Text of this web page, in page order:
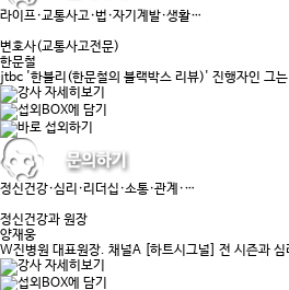
라이프·교통사고·법·자기계발·생활…
변호사(교통사고전문)
한문철
jtbc '한블리(한문철의 블랙박스 리뷰)' 진행자인 그
정신건강·심리·리더십·소통·관계·…
정신건강과 원장
양재웅
W진병원 대표원장. 채널A [하트시그널] 전 시즌과